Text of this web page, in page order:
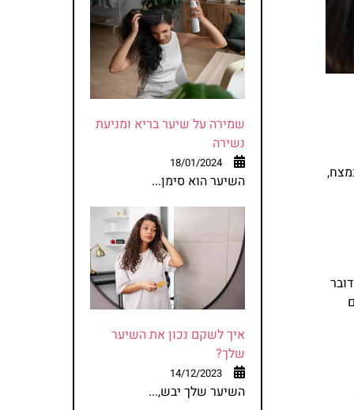
שמירה על שיער בריא ומניעת
נשירה
18/01/2024
השיער הוא סימן...
איך לשקם נכון את השיער
שלך?
14/12/2023
השיער שלך יבש,...